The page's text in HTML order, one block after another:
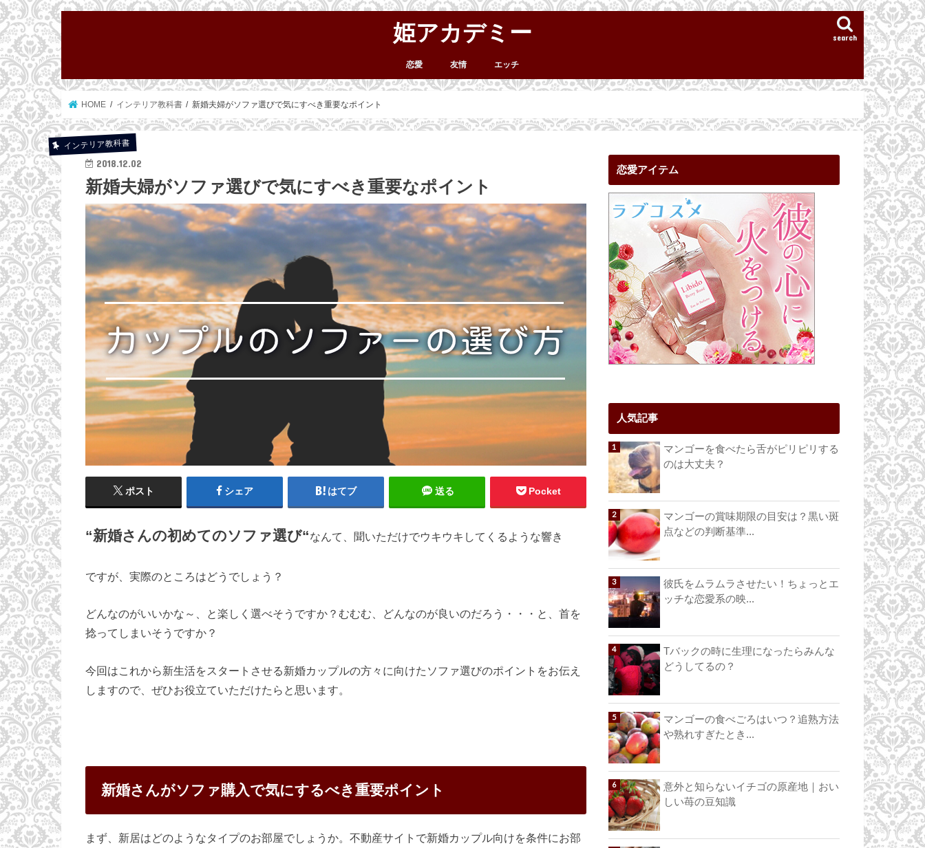
姫アカデミー search
恋愛 友情 エッチ
HOME インテリア教科書 新婚夫婦がソファ選びで気にすべき重要なポイント
インテリア教科書
2018.12.02
新婚夫婦がソファ選びで気にすべき重要なポイント
ポスト シェア はてブ 送る Pocket
“新婚さんの初めてのソファ選び“なんて、聞いただけでウキウキしてくるような響き
ですが、実際のところはどうでしょう？
どんなのがいいかな～、と楽しく選べそうですか？むむむ、どんなのが良いのだろう・・・と、首を
捻ってしまいそうですか？
今回はこれから新生活をスタートさせる新婚カップルの方々に向けたソファ選びのポイントをお伝え
しますので、ぜひお役立ていただけたらと思います。
新婚さんがソファ購入で気にするべき重要ポイント
まず、新居はどのようなタイプのお部屋でしょうか。不動産サイトで新婚カップル向けを条件にお部
恋愛アイテム
人気記事
マンゴーを食べたら舌がピリピリする
のは大丈夫？
マンゴーの賞味期限の目安は？黒い斑
点などの判断基準...
彼氏をムラムラさせたい！ちょっとエ
ッチな恋愛系の映...
Tバックの時に生理になったらみんな
どうしてるの？
マンゴーの食べごろはいつ？追熟方法
や熟れすぎたとき...
意外と知らないイチゴの原産地｜おい
しい苺の豆知識